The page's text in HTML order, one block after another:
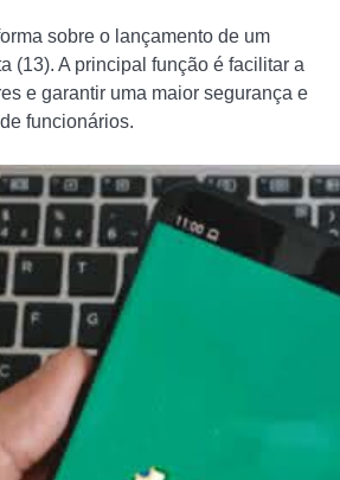
sobre o lançamento de um
(13). A principal função é facilitar a
e garantir uma maior segurança e
funcionários.